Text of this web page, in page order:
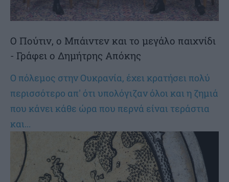
Ο Πούτιν, ο Μπάιντεν και το μεγάλο παιχνίδι
- Γράφει ο Δημήτρης Απόκης
Ο πόλεμος στην Ουκρανία, έχει κρατήσει πολύ
περισσότερο απ' ότι υπολόγιζαν όλοι και η ζημιά
που κάνει κάθε ώρα που περνά είναι τεράστια
και...